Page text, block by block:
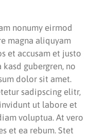
nonumy eirmod
magna aliquyam
et accusam et justo
gubergren, no
dolor sit amet.
sadipscing elitr,
ut labore et
voluptua. At vero
et ea rebum. Stet